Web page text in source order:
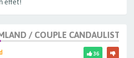
/ COUPLE CANDAULISTE
36